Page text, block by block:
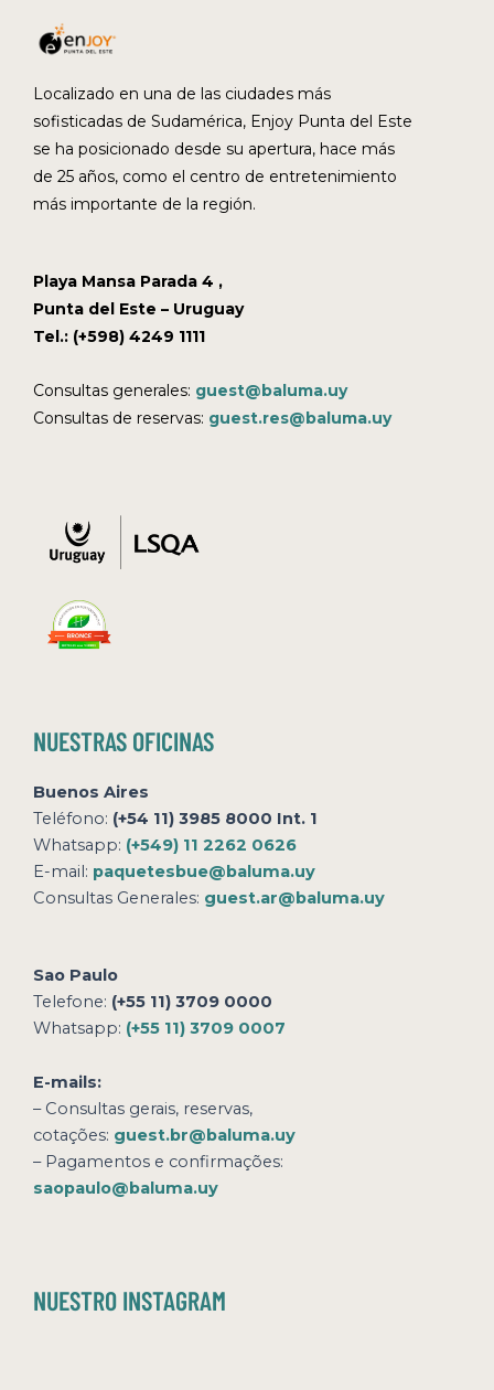
Localizado en una de las ciudades más
sofisticadas de Sudamérica, Enjoy Punta del Este
se ha posicionado desde su apertura, hace más
de 25 años, como el centro de entretenimiento
más importante de la región.
Playa Mansa Parada 4 ,
Punta del Este – Uruguay
Tel.: (+598) 4249 1111
Consultas generales: guest@baluma.uy
Consultas de reservas: guest.res@baluma.uy
NUESTRAS OFICINAS
Buenos Aires
Teléfono: (+54 11) 3985 8000 Int. 1
Whatsapp: (+549) 11 2262 0626
E-mail: paquetesbue@baluma.uy
Consultas Generales: guest.ar@baluma.uy
Sao Paulo
Telefone: (+55 11) 3709 0000
Whatsapp: (+55 11) 3709 0007
E-mails:
– Consultas gerais, reservas,
cotações: guest.br@baluma.uy
– Pagamentos e confirmações:
saopaulo@baluma.uy
NUESTRO INSTAGRAM